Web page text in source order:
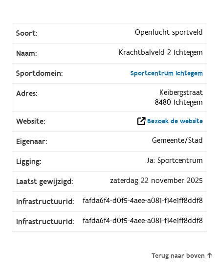
Soort: Openlucht sportveld
Naam: Krachtbalveld 2 Ichtegem
Sportdomein: Sportcentrum Ichtegem
Adres:
Keibergstraat
8480 Ichtegem
Website:
Bezoek de website
Eigenaar: Gemeente/Stad
Ligging: Ja: Sportcentrum
Laatst gewijzigd: zaterdag 22 november 2025
Infrastructuurid: fafda6f4-d0f5-4aee-a081-f14e1ff8ddf8
Infrastructuurid: fafda6f4-d0f5-4aee-a081-f14e1ff8ddf8
Terug naar boven